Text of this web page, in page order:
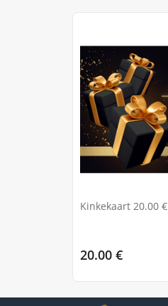
Kinkekaart 20.00 €
20.00 €